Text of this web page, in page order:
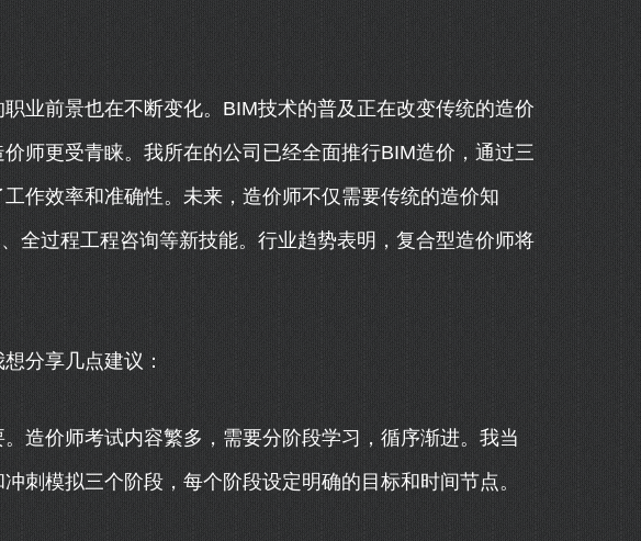
业前景也在不断变化。BIM技术的普及正在改变传统的造价
师更受青睐。我所在的公司已经全面推行BIM造价，通过三
作效率和准确性。未来，造价师不仅需要传统的造价知
全过程工程咨询等新技能。行业趋势表明，复合型造价师将
分享几点建议：
造价师考试内容繁多，需要分阶段学习，循序渐进。我当
刺模拟三个阶段，每个阶段设定明确的目标和时间节点。